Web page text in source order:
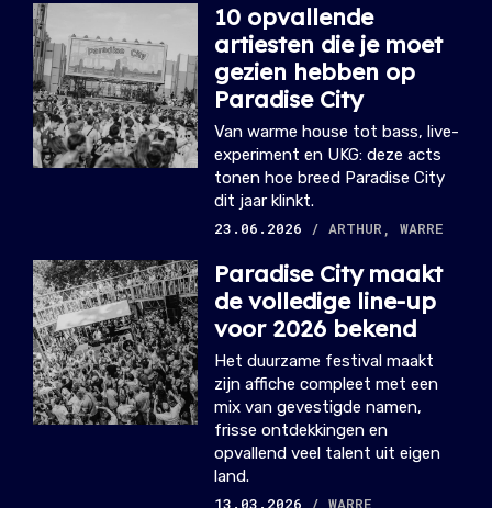
10 opvallende
artiesten die je moet
gezien hebben op
Paradise City
Van warme house tot bass, live-
experiment en UKG: deze acts
tonen hoe breed Paradise City
dit jaar klinkt.
23.06.2026
/ ARTHUR, WARRE
Paradise City maakt
de volledige line-up
voor 2026 bekend
Het duurzame festival maakt
zijn affiche compleet met een
mix van gevestigde namen,
frisse ontdekkingen en
opvallend veel talent uit eigen
land.
13.03.2026
/ WARRE